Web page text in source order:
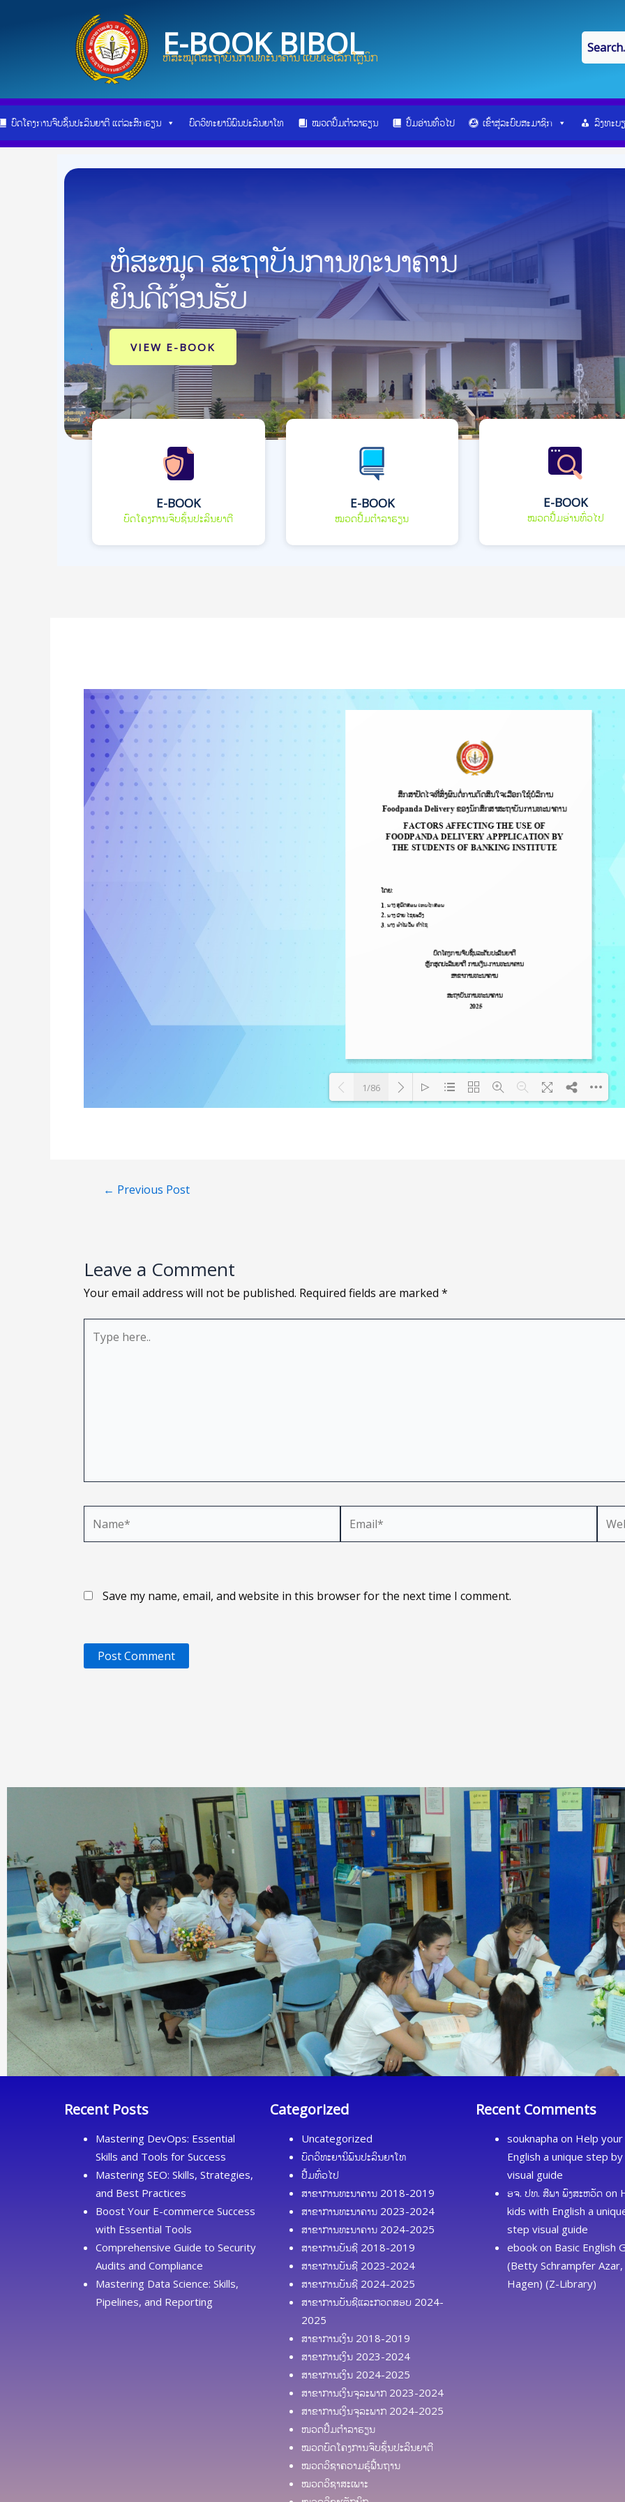
E-BOOK BIBOL
ຫໍສະໝຸດສະຖາບັນການທະນາຄານ ແບບເອເລັກໂຕຼນິກ
ບົດໂຄງການຈົບຊັ້ນປະລິນຍາຕີ ແຕ່ລະສົກຮຽນ ບົດວິທະຍານິພົນປະລິນຍາໂທ ໝວດປື້ມຕຳລາຮຽນ ປື້ມອ່ານທົ່ວໄປ ເຂົ້າສູ່ລະບົບສະມາຊິກ ລົງທະບ
ຫໍສະໝຸດ ສະຖາບັນການທະນາຄານ
ຍິນດີຕ້ອນຮັບ
VIEW E-BOOK
E-BOOK
ບົດໂຄງການຈົບຊັ້ນປະລິນຍາຕີ
E-BOOK
ໝວດປື້ມຕຳລາຮຽນ
E-BOOK
ໝວດປື້ມອ່ານທົ່ວໄປ
1/86
navigation
← Previous Post
Leave a Comment
Your email address will not be published. Required fields are marked *
here..
Save my name, email, and website in this browser for the next time I comment.
Recent Posts
Mastering DevOps: Essential
Skills and Tools for Success
Mastering SEO: Skills, Strategies,
and Best Practices
Boost Your E-commerce Success
with Essential Tools
Comprehensive Guide to Security
Audits and Compliance
Mastering Data Science: Skills,
Pipelines, and Reporting
Categorized
Uncategorized
ບົດວິທະຍານິພົນປະລິນຍາໂທ
ປື້ມທົ່ວໄປ
ສາຂາການທະນາຄານ 2018-2019
ສາຂາການທະນາຄານ 2023-2024
ສາຂາການທະນາຄານ 2024-2025
ສາຂາການບັນຊີ 2018-2019
ສາຂາການບັນຊີ 2023-2024
ສາຂາການບັນຊີ 2024-2025
ສາຂາການບັນຊີແລະກວດສອບ 2024-
2025
ສາຂາການເງິນ 2018-2019
ສາຂາການເງິນ 2023-2024
ສາຂາການເງິນ 2024-2025
ສາຂາການເງິນຈຸລະພາກ 2023-2024
ສາຂາການເງິນຈຸລະພາກ 2024-2025
ໜວດປຶ້ມຕຳລາຮຽນ
ໝວດບົດໂຄງການຈົບຊັ້ນປະລິນຍາຕີ
ໝວດວິຊາຄວາມຮູ້ຟື້ນຖານ
ໝວດວິຊາສະເພາະ
Recent Comments
souknapha on Help
English a unique step
visual guide
ອຈ. ປທ. ສີພາ ພົງສະຫວັດ on
kids with English a
step visual guide
ebook on Basic English
(Betty Schrampfer Azar,
Hagen) (Z-Library)